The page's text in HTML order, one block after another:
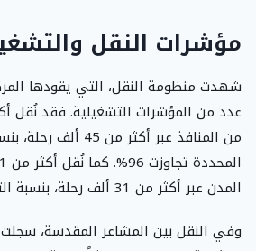
مؤشرات النقل
شهدت منظومة النقل، التي يقودها
من المنافذ عبر أكثر من
المدن عبر أكثر من 31 ألف رحلة، بنسبة التزام تجاوزت 98%.
وفي النقل بين المشاعر المقدسة،